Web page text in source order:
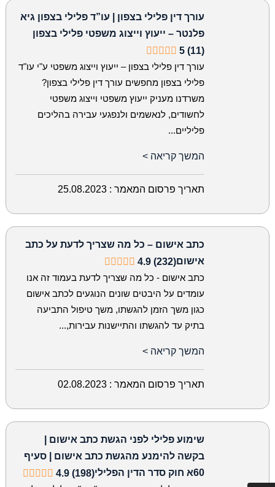
עורך דין פלילי בצפון | עו”ד פלילי בצפון גיא
פלנטר – ייעוץ וייצוג משפטי פלילי בצפון
5 (11)
עורך דין פלילי בצפון – ייעוץ וייצוג משפטי ע"י עו"ד
פלילי בצפון מחפשים עורך דין פלילי בצפון?
משרדנו מעניק ייעוץ משפטי וייצוג משפטי
לחשודים, לנאשמים ולנפגעי עבירה בהליכים
פליליים...
המשך קריאה >
תאריך פרסום המאמר : 25.08.2023
כתב אישום – כל מה שצריך לדעת על כתב
אישום4.9 (232)
כתב אישום - כל מה שצריך לדעת בעמוד זה אנו
עומדים על היבטים שונים הנוגעים לכתב אישום
כגון משך הזמן להגשתו, משך טיפול התביעה
בתיק עד להגשתו והתיישנות עבירות,...
המשך קריאה >
תאריך פרסום המאמר : 02.08.2023
שימוע פלילי לפני הגשת כתב אישום |
בקשה להימנע מהגשת כתב אישום | סעיף
60א חוק סדר הדין הפלילי
4.9 (198)